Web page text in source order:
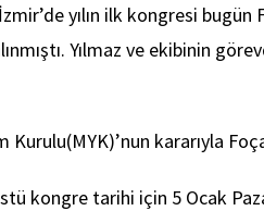
yılın ilk kongresi
Yılmaz ve ekibinin
Kurulu(MYK)’nun kararıyla
kongre tarihi için 5 Ocak